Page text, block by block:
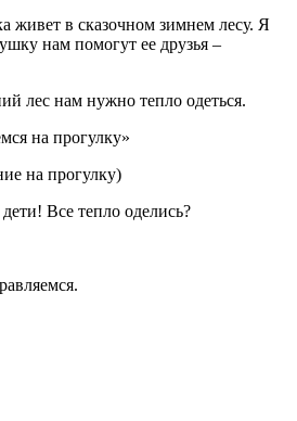
живет в сказочном зимнем лесу. Я
нам помогут ее друзья –
лес нам нужно тепло одеться.
на прогулку»
на прогулку)
Все тепло оделись?